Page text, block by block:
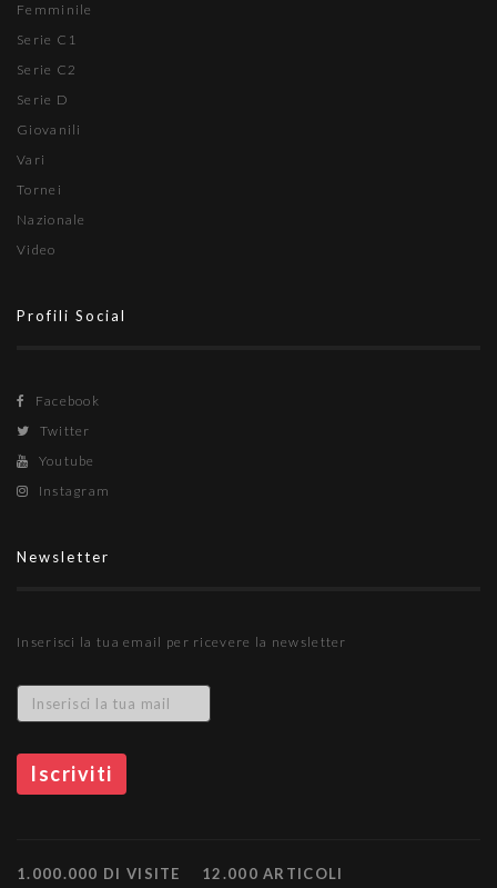
Femminile
Serie C1
Serie C2
Serie D
Giovanili
Vari
Tornei
Nazionale
Video
Profili Social
Facebook
Twitter
Youtube
Instagram
Newsletter
Inserisci la tua email per ricevere la newsletter
1.000.000 DI VISITE 12.000 ARTICOLI